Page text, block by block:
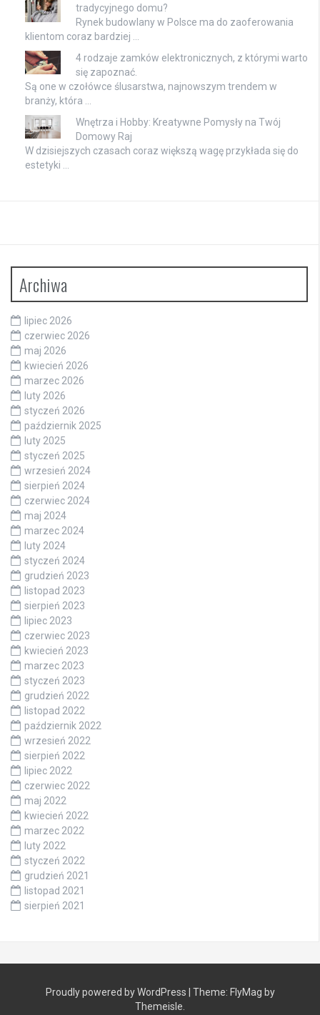
tradycyjnego domu?
Rynek budowlany w Polsce ma do zaoferowania
klientom coraz bardziej …
4 rodzaje zamków elektronicznych, z którymi warto
się zapoznać.
Są one w czołówce ślusarstwa, najnowszym trendem w
branży, która …
Wnętrza i Hobby: Kreatywne Pomysły na Twój
Domowy Raj
W dzisiejszych czasach coraz większą wagę przykłada się do
estetyki …
Archiwa
lipiec 2026
czerwiec 2026
maj 2026
kwiecień 2026
marzec 2026
luty 2026
styczeń 2026
październik 2025
luty 2025
styczeń 2025
wrzesień 2024
sierpień 2024
czerwiec 2024
maj 2024
marzec 2024
luty 2024
styczeń 2024
grudzień 2023
listopad 2023
sierpień 2023
lipiec 2023
czerwiec 2023
kwiecień 2023
marzec 2023
styczeń 2023
grudzień 2022
listopad 2022
październik 2022
wrzesień 2022
sierpień 2022
lipiec 2022
czerwiec 2022
maj 2022
kwiecień 2022
marzec 2022
luty 2022
styczeń 2022
grudzień 2021
listopad 2021
sierpień 2021
Proudly powered by WordPress | Theme: FlyMag by
Themeisle.